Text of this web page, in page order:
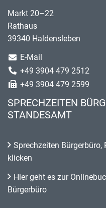
Markt 20–22
Rathaus
39340 Haldensleben
E-Mail
+49 3904 479 2512
+49 3904 479 2599
SPRECHZEITEN
STANDESAMT
Sprechzeiten
klicken
Hier geht es zur
Bürgerbüro